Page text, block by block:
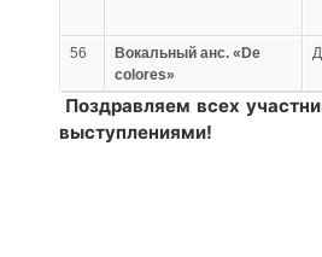
56
Вокальный анс. «De
colores»
Поздравляем всех
выступлениями!